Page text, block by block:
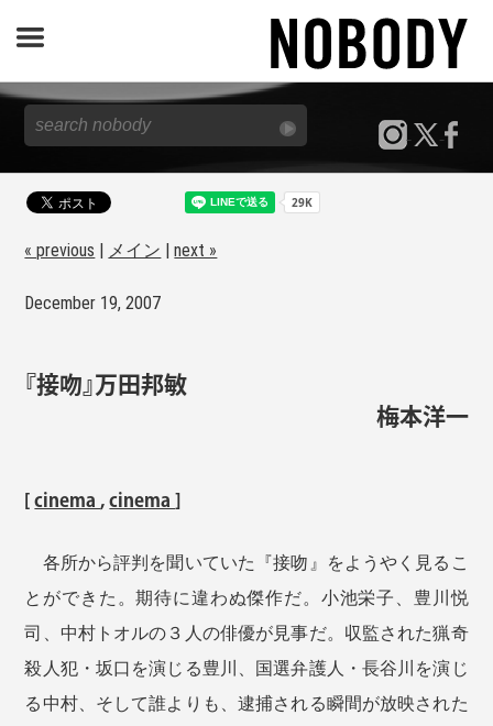
JOURNAL
SPECIAL
REPORT
NOBODY STORE
« previous メイン |next »
December 19, 2007
『接吻』万田邦敏
梅本洋一
[cinema,cinema]
各所から評判を聞いていた『接吻』をようやく見るこ
とができた。期待に違わぬ傑作だ。小池栄子、豊川悦
司、中村トオルの３人の俳優が見事だ。収監された猟奇
殺人犯・坂口を演じる豊川、国選弁護人・長谷川を演じ
る中村、そして誰よりも、逮捕される瞬間が放映された